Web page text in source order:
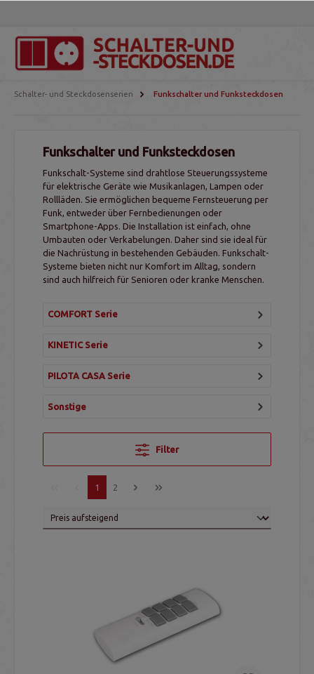
Schalter- und Steckdosenserien Funkschalter und Funksteckdosen
Funkschalter und Funksteckdosen
Funkschalt-Systeme sind drahtlose Steuerungssysteme
für elektrische Geräte wie Musikanlagen, Lampen oder
Rollläden. Sie ermöglichen bequeme Fernsteuerung per
Funk, entweder über Fernbedienungen oder
Smartphone-Apps. Die Installation ist einfach, ohne
Umbauten oder Verkabelungen. Daher sind sie ideal für
die Nachrüstung in bestehenden Gebäuden. Funkschalt-
Systeme bieten nicht nur Komfort im Alltag, sondern
sind auch hilfreich für Senioren oder kranke Menschen.
COMFORT Serie
KINETIC Serie
PILOTA CASA Serie
Sonstige
Filter
1 2